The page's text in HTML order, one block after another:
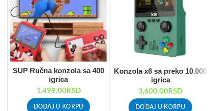
SUP Ručna konzola sa 400
igrica
1,499.00RSD
DODAJ U KORPU
Konzola x6 sa preko 10.000
igrica
3,600.00 RSD
DODAJ U KORPU